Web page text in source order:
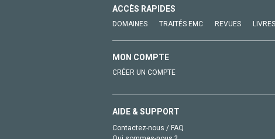
ACCÈS RAPIDES
DOMAINES TRAITÉS EMC REVUES LIVRES
MON COMPTE
CRÉER UN COMPTE
AIDE & SUPPORT
Contactez-nous / FAQ